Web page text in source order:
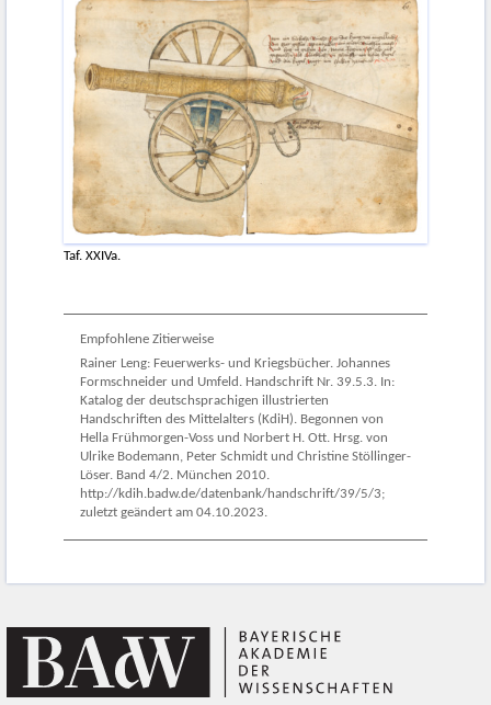
Taf. XXIVa.
Empfohlene Zitierweise
Rainer Leng: Feuerwerks- und Kriegsbücher. Johannes
Formschneider und Umfeld. Handschrift Nr. 39.5.3. In:
Katalog der deutschsprachigen illustrierten
Handschriften des Mittelalters (KdiH). Begonnen von
Hella Frühmorgen-Voss und Norbert H. Ott. Hrsg. von
Ulrike Bodemann, Peter Schmidt und Christine Stöllinger-
Löser. Band 4/2. München 2010.
http://kdih.badw.de/datenbank/handschrift/39/5/3;
zuletzt geändert am 04.10.2023.